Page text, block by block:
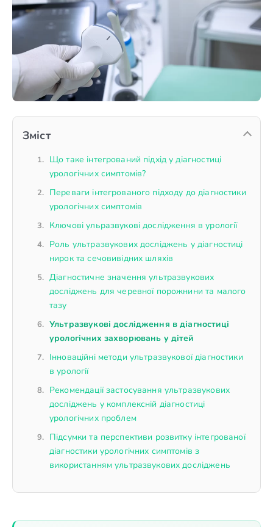
Зміст
Що таке інтегрований підхід у діагностиці
урологічних симптомів?
Переваги інтегрованого підходу до діагностики
урологічних симптомів
Ключові ульразвукові дослідження в урології
Роль ультразвукових досліджень у діагностиці
нирок та сечовивідних шляхів
Діагностичне значення ультразвукових
досліджень для черевної порожнини та малого
тазу
Ультразвукові дослідження в діагностиці
урологічних захворювань у дітей
Інноваційні методи ультразвукової діагностики
в урології
Рекомендації застосування ультразвукових
досліджень у комплексній діагностиці
урологічних проблем
Підсумки та перспективи розвитку інтегрованої
діагностики урологічних симптомів з
використанням ультразвукових досліджень